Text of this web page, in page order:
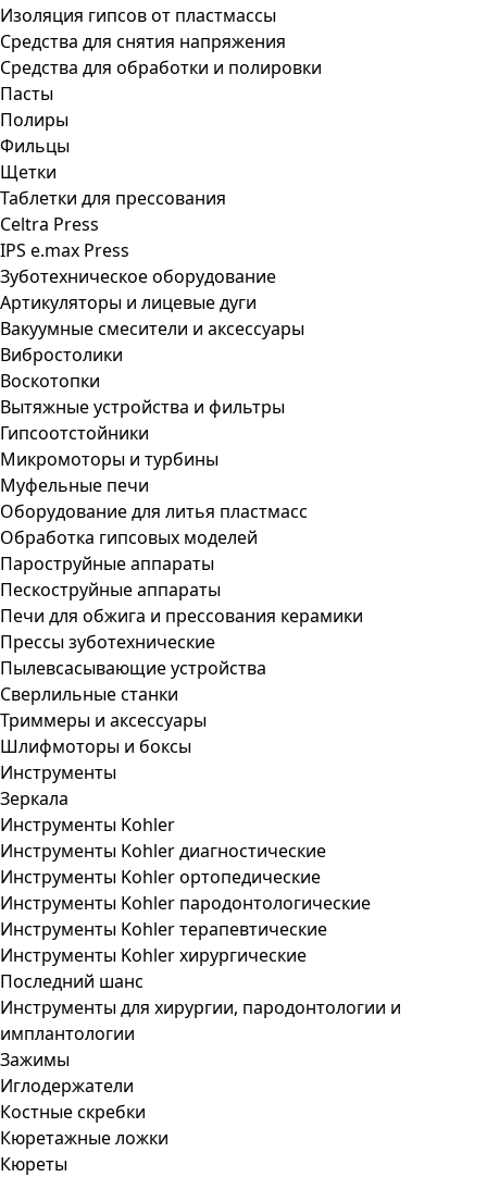
Изоляция гипсов от пластмассы
Средства для снятия напряжения
Средства для обработки и полировки
Пасты
Полиры
Фильцы
Щетки
Таблетки для прессования
Celtra Press
IPS e.max Press
Зуботехническое оборудование
Артикуляторы и лицевые дуги
Вакуумные смесители и аксессуары
Вибростолики
Воскотопки
Вытяжные устройства и фильтры
Гипсоотстойники
Микромоторы и турбины
Муфельные печи
Оборудование для литья пластмасс
Обработка гипсовых моделей
Пароструйные аппараты
Пескоструйные аппараты
Печи для обжига и прессования керамики
Прессы зуботехнические
Пылевсасывающие устройства
Сверлильные станки
Триммеры и аксессуары
Шлифмоторы и боксы
Инструменты
Зеркала
Инструменты Kohler
Инструменты Kohler диагностические
Инструменты Kohler ортопедические
Инструменты Kohler пародонтологические
Инструменты Kohler терапевтические
Инструменты Kohler хирургические
Последний шанс
Инструменты для хирургии, пародонтологии и
имплантологии
Зажимы
Иглодержатели
Костные скребки
Кюретажные ложки
Кюреты